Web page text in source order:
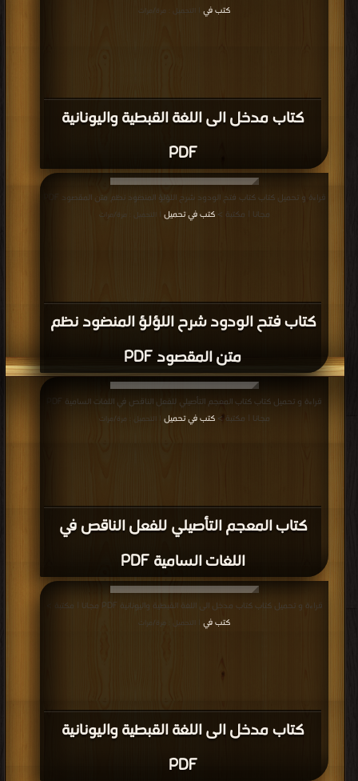
كتاب مدخل الى اللغة القبطية واليونانية
PDF
كتب في
| التحميل : مرة/مرات
كتاب فتح الودود شرح اللؤلؤ المنضود نظم
متن المقصود PDF
مجانا | مكتبة >كتب في تحميل | التحميل : مرة/مرات
كتاب المعجم التأصيلي للفعل الناقص في
اللغات السامية PDF
مجانا | مكتبة >كتب في تحميل | التحميل : مرة/مرات
كتاب مدخل الى اللغة القبطية واليونانية
PDF
قراءة و تحميل كتاب كتاب مدخل الى اللغة القبطية واليونانية PDF مجانا | مكتبة >
كتب في
| التحميل : مرة/مرات